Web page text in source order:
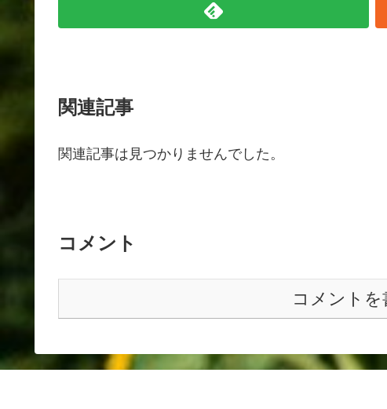
関連記事
関連記事は見つかりませんでした。
コメント
コメントを